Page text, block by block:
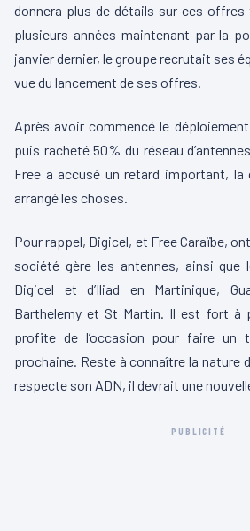
donnera plus de détails sur ces
plusieurs années maintenant par la
janvier dernier, le groupe recrutait ses
vue du lancement de ses offres.
Après avoir commencé le
puis racheté 50% du réseau
Free a accusé un retard important, la
arrangé les choses.
Pour rappel, Digicel, et Free Caraïbe,
société gère les antennes, ainsi que
Digicel et d’Iliad en Martinique,
Barthelemy et St Martin. Il est fort à
profite de l’occasion pour faire un
prochaine. Reste à connaître la nature
respecte son ADN, il devrait une
PUBLICITÉ